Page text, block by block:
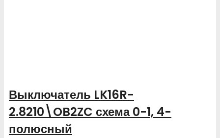
Выключатель LK16R-
2.8210\OB2ZC схема 0-1, 4-
полюсный